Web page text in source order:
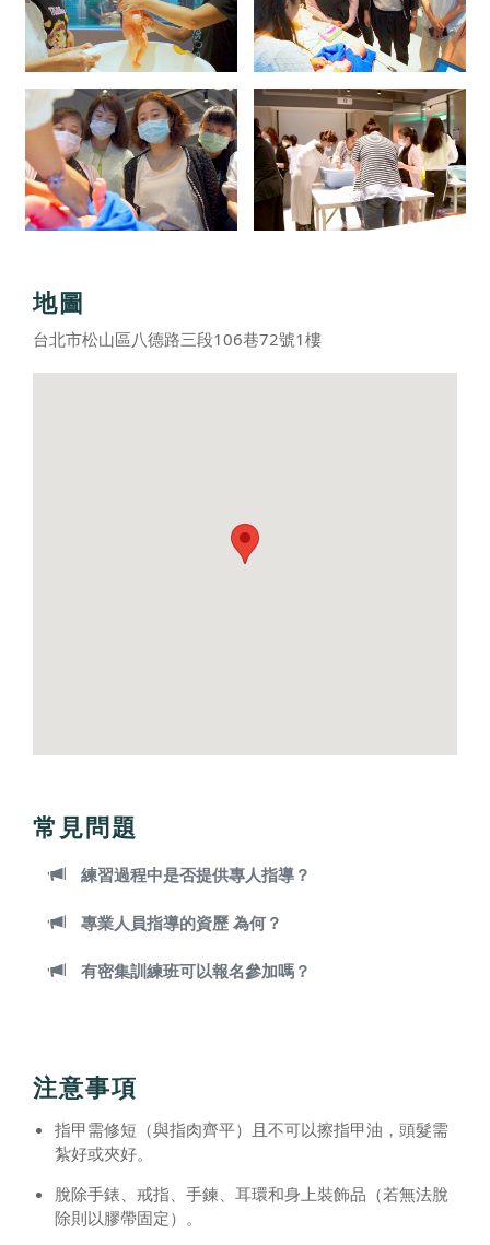
地圖
台北市松山區八德路三段106巷72號1樓
常見問題
練習過程中是否提供專人指導？
專業人員指導的資歷 為何？
有密集訓練班可以報名參加嗎？
注意事項
指甲需修短（與指肉齊平）且不可以擦指甲油，頭髮需
紮好或夾好。
脫除手錶、戒指、手鍊、耳環和身上裝飾品（若無法脫
除則以膠帶固定）。